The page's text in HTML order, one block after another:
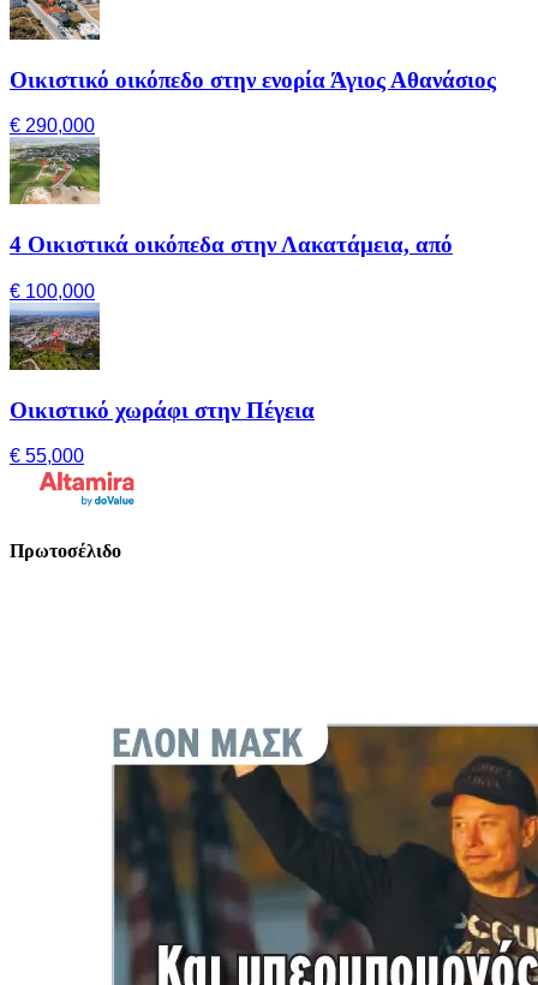
Οικιστικό οικόπεδο στην ενορία Άγιος Αθανάσιος
€ 290,000
4 Οικιστικά οικόπεδα στην Λακατάμεια, από
€ 100,000
Οικιστικό χωράφι στην Πέγεια
€ 55,000
Πρωτοσέλιδο